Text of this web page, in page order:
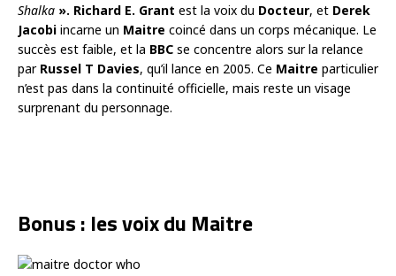
Shalka ». Richard E. Grant est la voix du Docteur, et Derek
Jacobi incarne un Maitre coincé dans un corps mécanique. Le
succès est faible, et la BBC se concentre alors sur la relance
par Russel T Davies, qu’il lance en 2005. Ce Maitre particulier
n’est pas dans la continuité officielle, mais reste un visage
surprenant du personnage.
Bonus : les voix du Maitre